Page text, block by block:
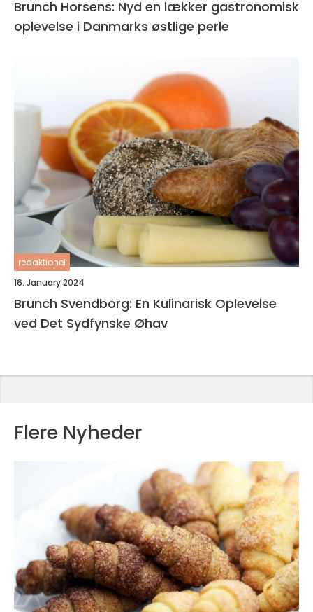
Brunch Horsens: Nyd en lækker gastronomisk
oplevelse i Danmarks østlige perle
redaktionel
16. January 2024
Brunch Svendborg: En Kulinarisk Oplevelse
ved Det Sydfynske Øhav
Flere Nyheder